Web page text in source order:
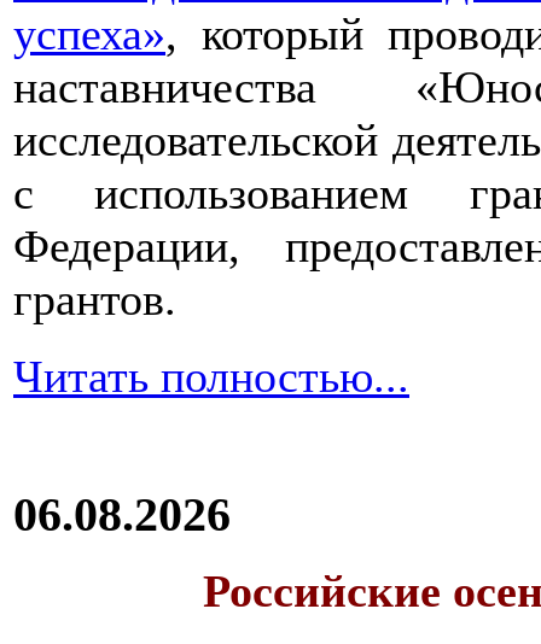
успеха», который
наставничества
исследовательской
с использованием
Федерации,
грантов.
Читать полностью...
06.08.2026
Российские